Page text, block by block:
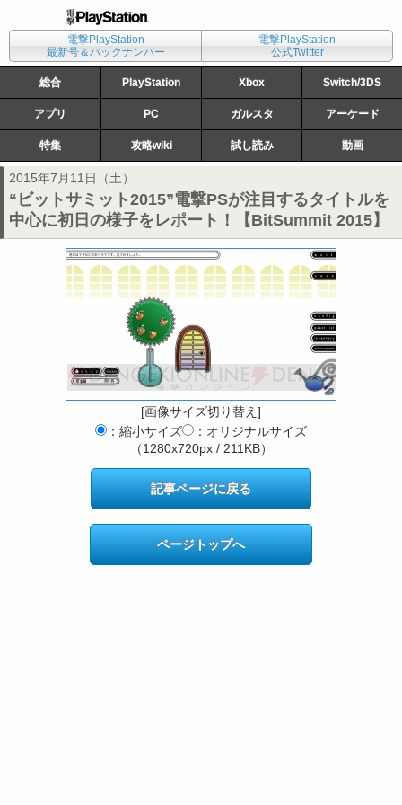
電撃PlayStation
最新号＆バックナンバー
電撃PlayStation
公式Twitter
総合 PlayStation Xbox Switch/3DS
アプリ PC ガルスタ アーケード
特集 攻略wiki 試し読み 動画
2015年7月11日（土）
“ビットサミット2015”電撃PSが注目するタイトルを
中心に初日の様子をレポート！【BitSummit 2015】
[画像サイズ切り替え]
：縮小サイズ
：オリジナルサイズ
（1280x720px / 211KB）
記事ページに戻る
ページトップへ